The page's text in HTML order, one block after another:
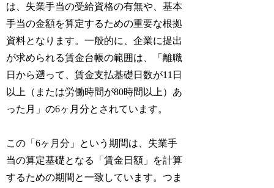
は、失業手当の受給資格の有無や、基本
手当の金額を算定するための重要な根拠
資料となります。一般的に、企業に提出
が求められる賃金台帳の範囲は、「離職
日から遡って、賃金支払基礎日数が11日
以上（または労働時間が80時間以上）あ
った月」の6ヶ月分とされています。
この「6ヶ月分」という期間は、失業手
当の算定基礎となる「賃金日額」を計算
するための期間と一致しています。つま